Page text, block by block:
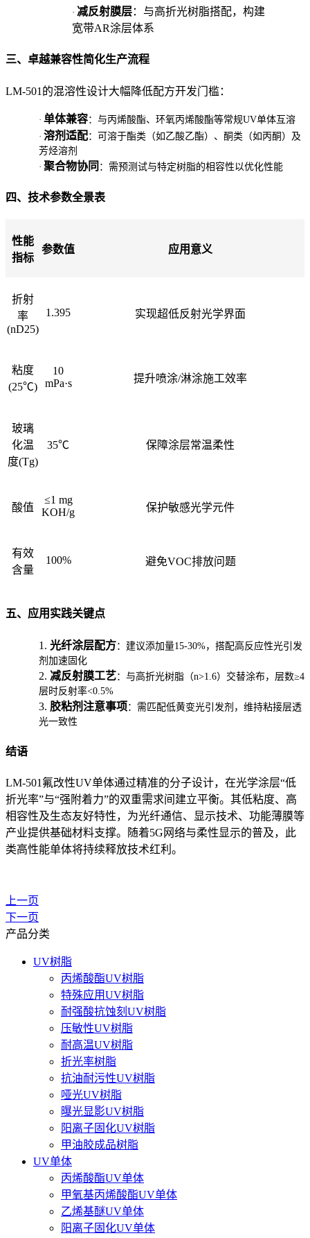
· 减反射膜层：与高折光树脂搭配，构建
宽带AR涂层体系
三、卓越兼容性简化生产流程
LM-501的混溶性设计大幅降低配方开发门槛：
· 单体兼容：与丙烯酸酯、环氧丙烯酸酯等常规UV单体互溶
· 溶剂适配：可溶于酯类（如乙酸乙酯）、酮类（如丙酮）及
芳烃溶剂
· 聚合物协同 ：需预测试与特定树脂的相容性以优化性能
四、技术参数全景表
性能
指标
参数值 应用意义
折射
率
(nD25)
1.395 实现超低反射光学界面
粘度
(25℃)
10
mPa·s
提升喷涂/淋涂施工效率
玻璃
化温
度(Tg)
35℃ 保障涂层常温柔性
酸值
≤1 mg
KOH/g
保护敏感光学元件
有效
含量
100% 避免VOC排放问题
五、应用实践关键点
1. 光纤涂层配方：建议添加量15-30%，搭配高反应性光引发
剂加速固化
2. 减反射膜工艺：与高折光树脂（n>1.6）交替涂布，层数≥4
层时反射率<0.5%
3. 胶粘剂注意事项 ：需匹配低黄变光引发剂，维持粘接层透
光一致性
结语
LM-501氟改性UV单体通过精准的分子设计，在光学涂层“低
折光率”与“强附着力”的双重需求间建立平衡。其低粘度、高
相容性及生态友好特性，为光纤通信、显示技术、功能薄膜等
产业提供基础材料支撑。随着5G网络与柔性显示的普及，此
类高性能单体将持续释放技术红利。
上一页
下一页
产品分类
UV树脂
丙烯酸酯UV树脂
特殊应用UV树脂
耐强酸抗蚀刻UV树脂
压敏性UV树脂
耐高温UV树脂
折光率树脂
抗油耐污性UV树脂
哑光UV树脂
曝光显影UV树脂
阳离子固化UV树脂
甲油胶成品树脂
UV单体
丙烯酸酯UV单体
甲氧基丙烯酸酯UV单体
乙烯基醚UV单体
阳离子固化UV单体